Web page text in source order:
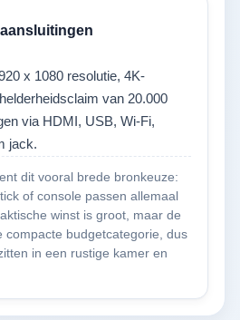
x 1080 resolutie, 4K-
van 20.000
via HDMI, USB, Wi‑Fi,
jack.
dit vooral brede bronkeuze:
of console passen allemaal
winst is groot, maar de
compacte budgetcategorie, dus
in een rustige kamer en